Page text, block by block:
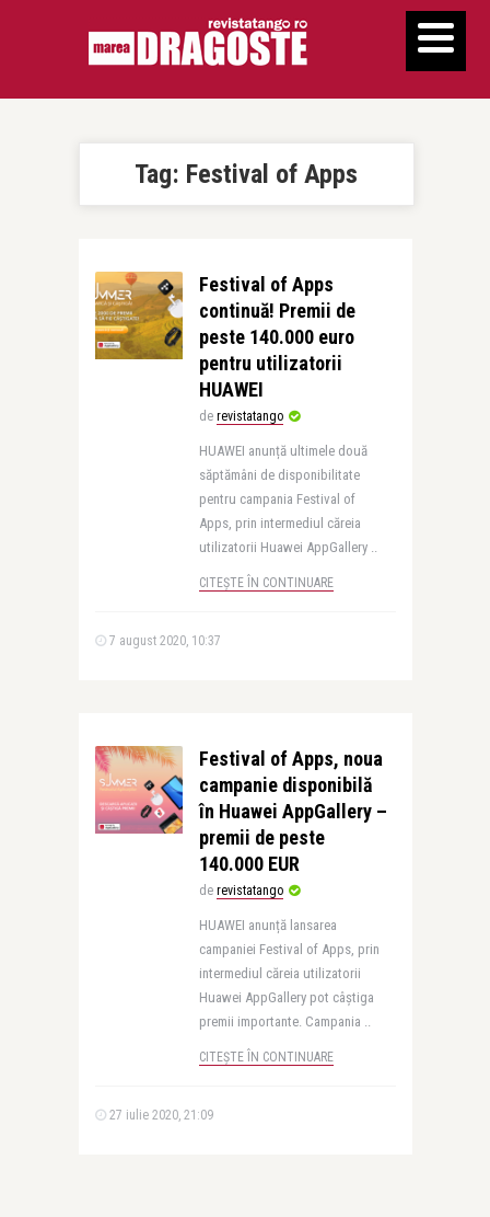
Tag: Festival of Apps
Festival of Apps
continuă! Premii de
peste 140.000 euro
pentru utilizatorii
HUAWEI
de revistatango
HUAWEI anunță ultimele două
săptămâni de disponibilitate
pentru campania Festival of
Apps, prin intermediul căreia
utilizatorii Huawei AppGallery ..
CITEȘTE ÎN CONTINUARE
7 august 2020, 10:37
Festival of Apps, noua
campanie disponibilă
în Huawei AppGallery –
premii de peste
140.000 EUR
de revistatango
HUAWEI anunță lansarea
campaniei Festival of Apps, prin
intermediul căreia utilizatorii
Huawei AppGallery pot câștiga
premii importante. Campania ..
CITEȘTE ÎN CONTINUARE
27 iulie 2020, 21:09